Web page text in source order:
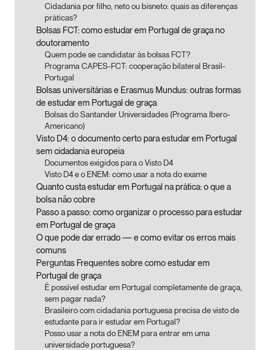
Cidadania por filho, neto ou bisneto: quais as diferenças
práticas?
Bolsas FCT: como estudar em Portugal de graça no
doutoramento
Quem pode se candidatar às bolsas FCT?
Programa CAPES-FCT: cooperação bilateral Brasil-
Portugal
Bolsas universitárias e Erasmus Mundus: outras formas
de estudar em Portugal de graça
Bolsas do Santander Universidades (Programa Ibero-
Americano)
Visto D4: o documento certo para estudar em Portugal
sem cidadania europeia
Documentos exigidos para o Visto D4
Visto D4 e o ENEM: como usar a nota do exame
Quanto custa estudar em Portugal na prática: o que a
bolsa não cobre
Passo a passo: como organizar o processo para estudar
em Portugal de graça
O que pode dar errado — e como evitar os erros mais
comuns
Perguntas Frequentes sobre como estudar em
Portugal de graça
É possível estudar em Portugal completamente de graça,
sem pagar nada?
Brasileiro com cidadania portuguesa precisa de visto de
estudante para ir estudar em Portugal?
Posso usar a nota do ENEM para entrar em uma
universidade portuguesa?